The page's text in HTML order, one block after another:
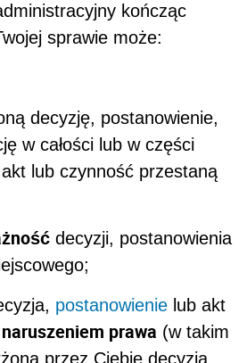
kończąc
sprawie może:
decyzję, postanowienie,
w całości lub w części
lub czynność przestaną
decyzji, postanowienia
postanowienie lub akt
naruszeniem prawa (w takim
przez Ciebie decyzja,